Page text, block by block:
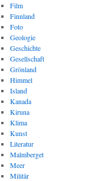
Film
Finnland
Foto
Geologie
Geschichte
Gesellschaft
Grönland
Himmel
Island
Kanada
Kiruna
Klima
Kunst
Literatur
Malmberget
Meer
Militär